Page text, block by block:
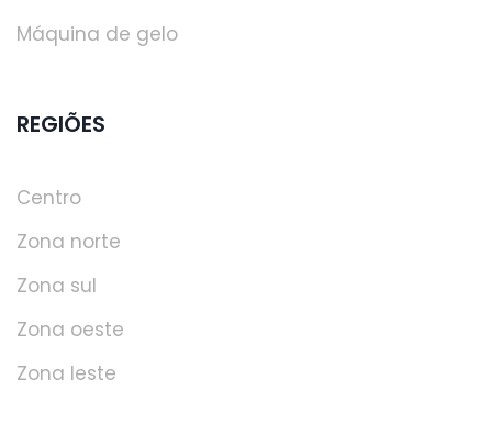
Máquina de gelo
REGIÕES
Centro
Zona norte
Zona sul
Zona oeste
Zona leste